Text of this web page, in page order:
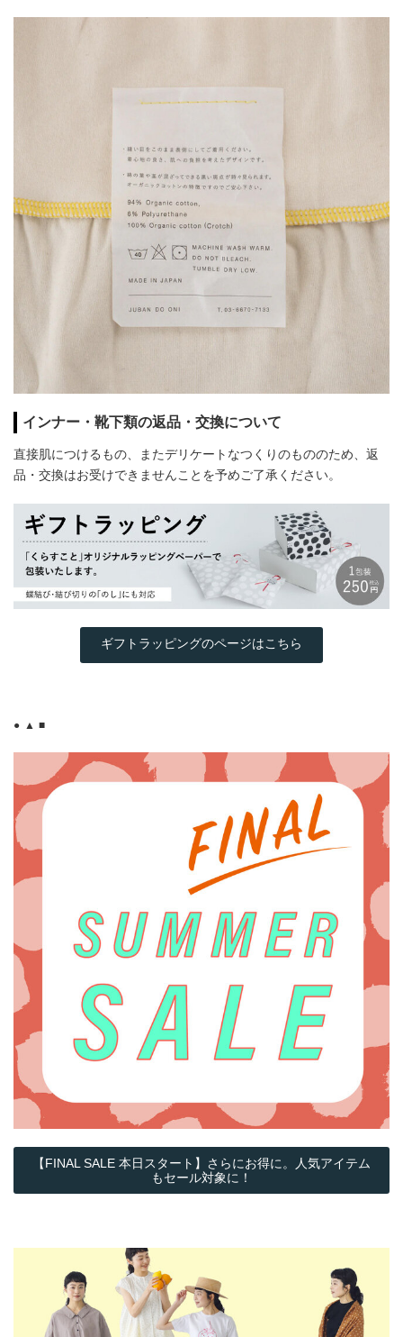
インナー・靴下類の返品・交換について
直接肌につけるもの、またデリケートなつくりのもののため、返
品・交換はお受けできませんことを予めご了承ください。
ギフトラッピングのページはこちら
● ▲ ■
【FINAL SALE 本日スタート】さらにお得に。人気アイテム
もセール対象に！